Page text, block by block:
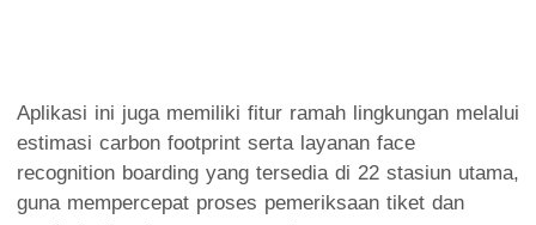
Aplikasi ini juga memiliki fitur ramah lingkungan melalui
estimasi carbon footprint serta layanan face
recognition boarding yang tersedia di 22 stasiun utama,
guna mempercepat proses pemeriksaan tiket dan